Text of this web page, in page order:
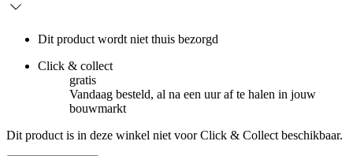
Dit product wordt niet thuis bezorgd
Click & collect
gratis
Vandaag besteld, al na een uur af te halen in jouw
bouwmarkt
Dit product is in deze winkel niet voor Click & Collect beschikbaar.